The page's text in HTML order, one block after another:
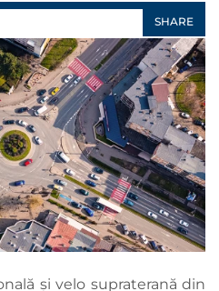
SHARE
și velo supraterană din